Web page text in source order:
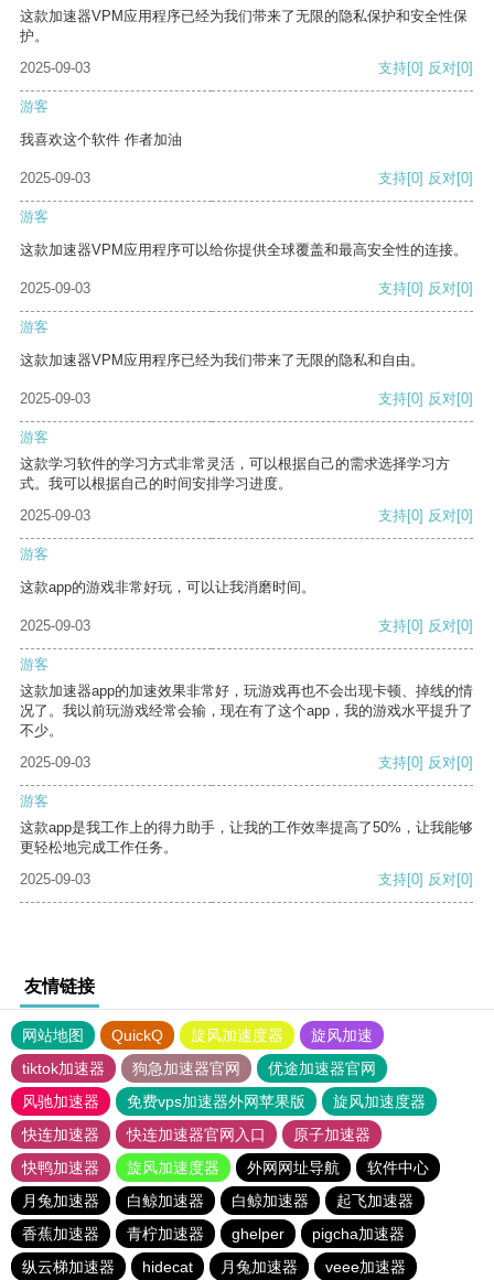
这款加速器VPM应用程序已经为我们带来了无限的隐私保护和安全性保
护。
2025-09-03
支持[0] 反对[0]
游客
我喜欢这个软件 作者加油
2025-09-03 支持[0] 反对[0]
游客
这款加速器VPM应用程序可以给你提供全球覆盖和最高安全性的连接。
2025-09-03 支持[0] 反对[0]
游客
这款加速器VPM应用程序已经为我们带来了无限的隐私和自由。
2025-09-03 支持[0] 反对[0]
游客
这款学习软件的学习方式非常灵活，可以根据自己的需求选择学习方
式。我可以根据自己的时间安排学习进度。
2025-09-03
支持[0] 反对[0]
游客
这款app的游戏非常好玩，可以让我消磨时间。
2025-09-03 支持[0] 反对[0]
游客
这款加速器app的加速效果非常好，玩游戏再也不会出现卡顿、掉线的情
况了。我以前玩游戏经常会输，现在有了这个app，我的游戏水平提升了
不少。
2025-09-03
支持[0] 反对[0]
游客
这款app是我工作上的得力助手，让我的工作效率提高了50%，让我能够
更轻松地完成工作任务。
2025-09-03
支持[0] 反对[0]
友情链接
网站地图 QuickQ 旋风加速度器
旋风加速
tiktok加速器
狗急加速器官网
优途加速器官网
风驰加速器
免费vps加速器外网苹果版
旋风加速度器
快连加速器
快连加速器官网入口
原子加速器
快鸭加速器
旋风加速度器 外网网址导航
软件中心
月兔加速器
白鲸加速器 白鲸加速器
起飞加速器
香蕉加速器
青柠加速器 ghelper
pigcha加速器
纵云梯加速器
hidecat 月兔加速器 veee加速器